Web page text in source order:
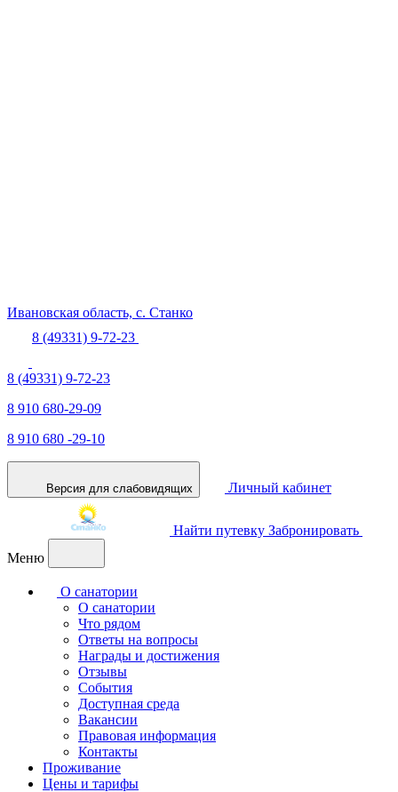
Ивановская область, с. Станко
8 (49331) 9-72-23
8 (49331) 9-72-23
8 910 680-29-09
8 910 680 -29-10
Версия для слабовидящих Личный кабинет
Найти путевку Забронировать
Меню
О санатории
О санатории
Что рядом
Ответы на вопросы
Награды и достижения
Отзывы
События
Доступная среда
Вакансии
Правовая информация
Контакты
Проживание
Цены и тарифы